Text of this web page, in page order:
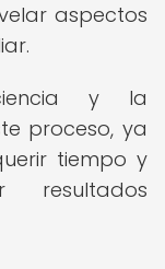
aspectos
y la
proceso, ya
tiempo y
resultados